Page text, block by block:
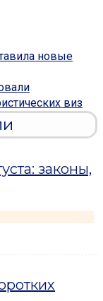
новые
виз
законы,